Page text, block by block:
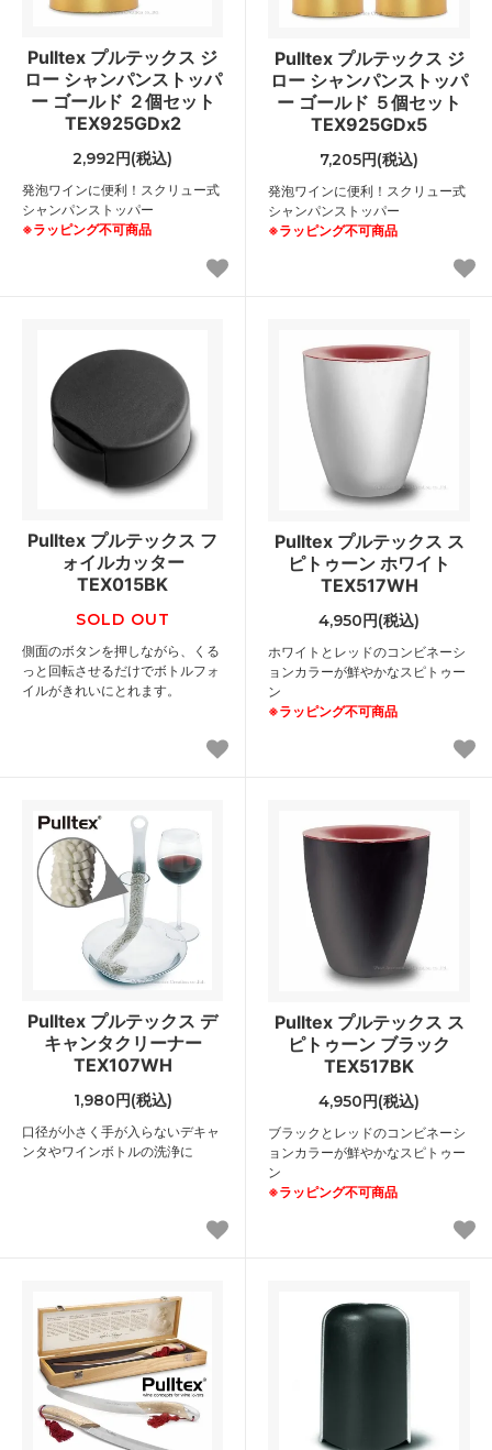
Pulltex プルテックス ジ
ロー シャンパンストッパ
ー ゴールド ２個セット
TEX925GDx2
2,992円(税込)
発泡ワインに便利！スクリュー式
シャンパンストッパー
※ラッピング不可商品
Pulltex プルテックス ジ
ロー シャンパンストッパ
ー ゴールド ５個セット
TEX925GDx5
7,205円(税込)
発泡ワインに便利！スクリュー式
シャンパンストッパー
※ラッピング不可商品
Pulltex プルテックス フ
ォイルカッター
TEX015BK
SOLD OUT
側面のボタンを押しながら、くる
っと回転させるだけでボトルフォ
イルがきれいにとれます。
Pulltex プルテックス ス
ピトゥーン ホワイト
TEX517WH
4,950円(税込)
ホワイトとレッドのコンビネーシ
ョンカラーが鮮やかなスピトゥー
ン
※ラッピング不可商品
Pulltex プルテックス デ
キャンタクリーナー
TEX107WH
1,980円(税込)
口径が小さく手が入らないデキャ
ンタやワインボトルの洗浄に
Pulltex プルテックス ス
ピトゥーン ブラック
TEX517BK
4,950円(税込)
ブラックとレッドのコンビネーシ
ョンカラーが鮮やかなスピトゥー
ン
※ラッピング不可商品